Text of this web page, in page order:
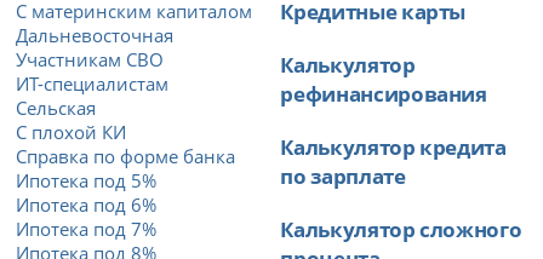
С материнским капиталом
Дальневосточная
Участникам СВО
ИТ-специалистам
Сельская
С плохой КИ
Справка по форме банка
Ипотека под 5%
Ипотека под 6%
Ипотека под 7%
Ипотека под 8%
Кредитные карты
Калькулятор
рефинансирования
Калькулятор кредита
по зарплате
Калькулятор сложного